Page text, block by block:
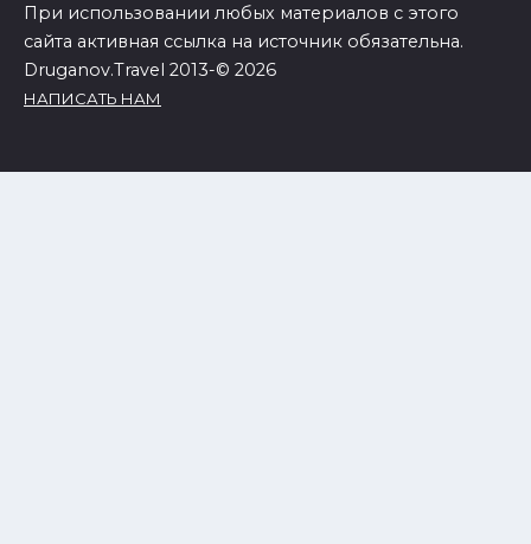
При использовании любых материалов с этого
сайта активная ссылка на источник обязательна.
Druganov.Travel 2013-© 2026
НАПИСАТЬ НАМ